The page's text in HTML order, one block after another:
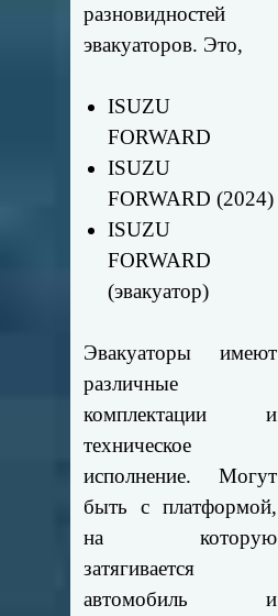
разновидностей
эвакуаторов. Это,
ISUZU
FORWARD
ISUZU
FORWARD (2024)
ISUZU
FORWARD
(эвакуатор)
Эвакуаторы имеют
различные
комплектации и
техническое
исполнение. Могут
быть с платформой,
на которую
затягивается
автомобиль и